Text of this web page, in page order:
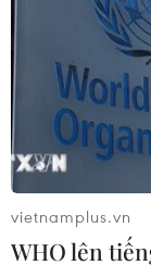
vietnamplus.vn
WHO lên